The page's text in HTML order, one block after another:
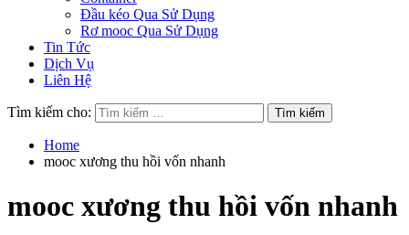
Đầu kéo Qua Sử Dụng
Rơ mooc Qua Sử Dụng
Tin Tức
Dịch Vụ
Liên Hệ
Tìm kiếm cho:
Home
mooc xương thu hồi vốn nhanh
mooc xương thu hồi vốn nhanh